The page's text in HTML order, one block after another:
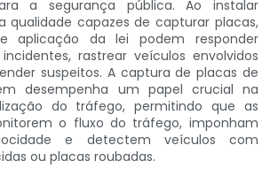
a segurança pública. Ao instalar
qualidade capazes de capturar placas,
aplicação da lei podem responder
rastrear veículos envolvidos
suspeitos. A captura de placas de
desempenha um papel crucial na
do tráfego, permitindo que as
o fluxo do tráfego, imponham
e detectem veículos com
ou placas roubadas.